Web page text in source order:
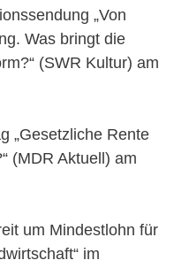
„Von
Was bringt die
(SWR Kultur) am
„Gesetzliche Rente
(MDR Aktuell) am
um Mindestlohn für
im